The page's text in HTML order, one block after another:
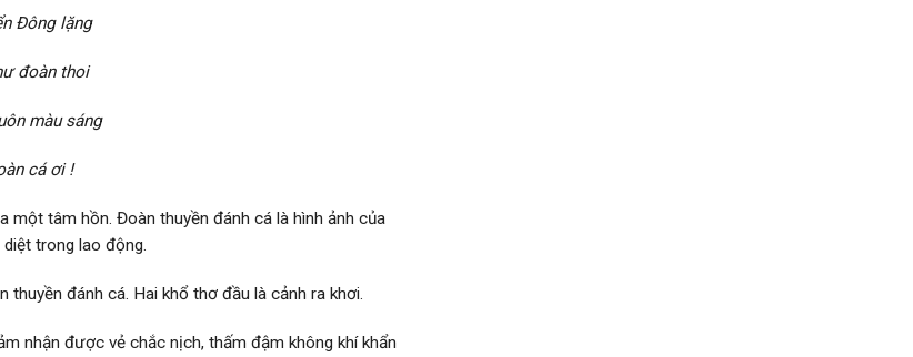
Đông lặng
đoàn thoi
màu sáng
cá ơi !
một tâm hồn. Đoàn thuyền đánh cá là hình ảnh của
trong lao động.
đánh cá. Hai khổ thơ đầu là cảnh ra khơi.
nhận được vẻ chắc nịch, thấm đậm không khí khẩn